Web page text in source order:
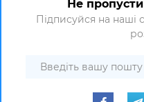
Не
Підписуйся на наші